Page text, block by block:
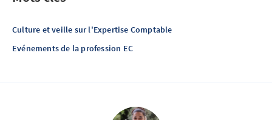
Culture et veille sur l'Expertise Comptable
Evénements de la profession EC